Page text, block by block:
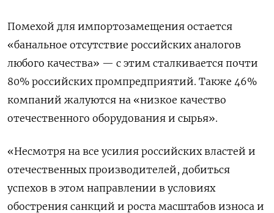
Помехой для импортозамещения остается
«банальное отсутствие российских аналогов
любого качества» — с этим сталкивается почти
80% российских промпредприятий. Также 46%
компаний жалуются на «низкое качество
отечественного оборудования и сырья».
«Несмотря на все усилия российских властей и
отечественных производителей, добиться
успехов в этом направлении в условиях
обострения санкций и роста масштабов износа и